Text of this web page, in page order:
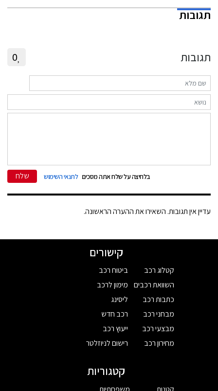
תגובות
תגובות 0
בלחיצה על שלח אתה מסכים לתנאי השימוש שלח
עדיין אין תגובות. השאירו את ההערה הראשונה.
קישורים
קטלוג רכב
השוואת רכבים
כתבות רכב
מבחני רכב
מבצעי רכב
מחירון רכב
ביטוח רכב
מימון לרכב
ליסינג
רכב חדש
ייעוץ רכב
רישום לניוזלטר
קטגוריות